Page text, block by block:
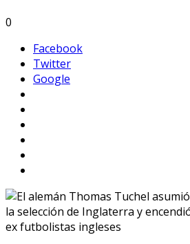
0
Facebook
Twitter
Google